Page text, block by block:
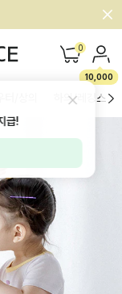
!
0
10,000
하의/레깅스
급!